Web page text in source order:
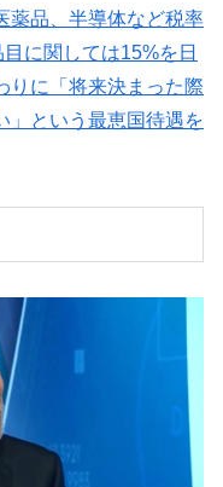
薬品、半導体など税率
に関しては15%を日
りに「将来決まった際
」という最恵国待遇を